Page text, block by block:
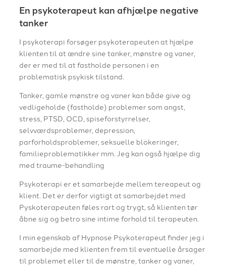
En psykoterapeut kan afhjælpe negative
tanker
I psykoterapi forsøger psykoterapeuten at hjælpe
klienten til at ændre sine tanker, mønstre og vaner,
der er med til at fastholde personen i en
problematisk psykisk tilstand.
Tanker, gamle mønstre og vaner kan både give og
vedligeholde (fastholde) problemer som angst,
stress, PTSD, OCD, spiseforstyrrelser,
selvværdsproblemer, depression,
parforholdsproblemer, seksuelle blokeringer,
familieproblematikker mm. Jeg kan også hjælpe dig
med traume-behandling
Psykoterapi er et samarbejde mellem tereapeut og
klient. Det er derfor vigtigt at samarbejdet med
Pyskoterapeuten føles rart og trygt, så klienten tør
åbne sig og betro sine intime forhold til terapeuten.
I min egenskab af Hypnose Psykoterapeut finder jeg i
samarbejde med klienten frem til eventuelle årsager
til problemet eller til de mønstre, tanker og vaner,